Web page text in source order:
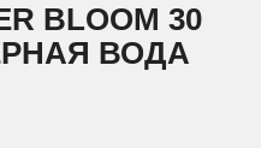
BLOOM 30
ВОДА